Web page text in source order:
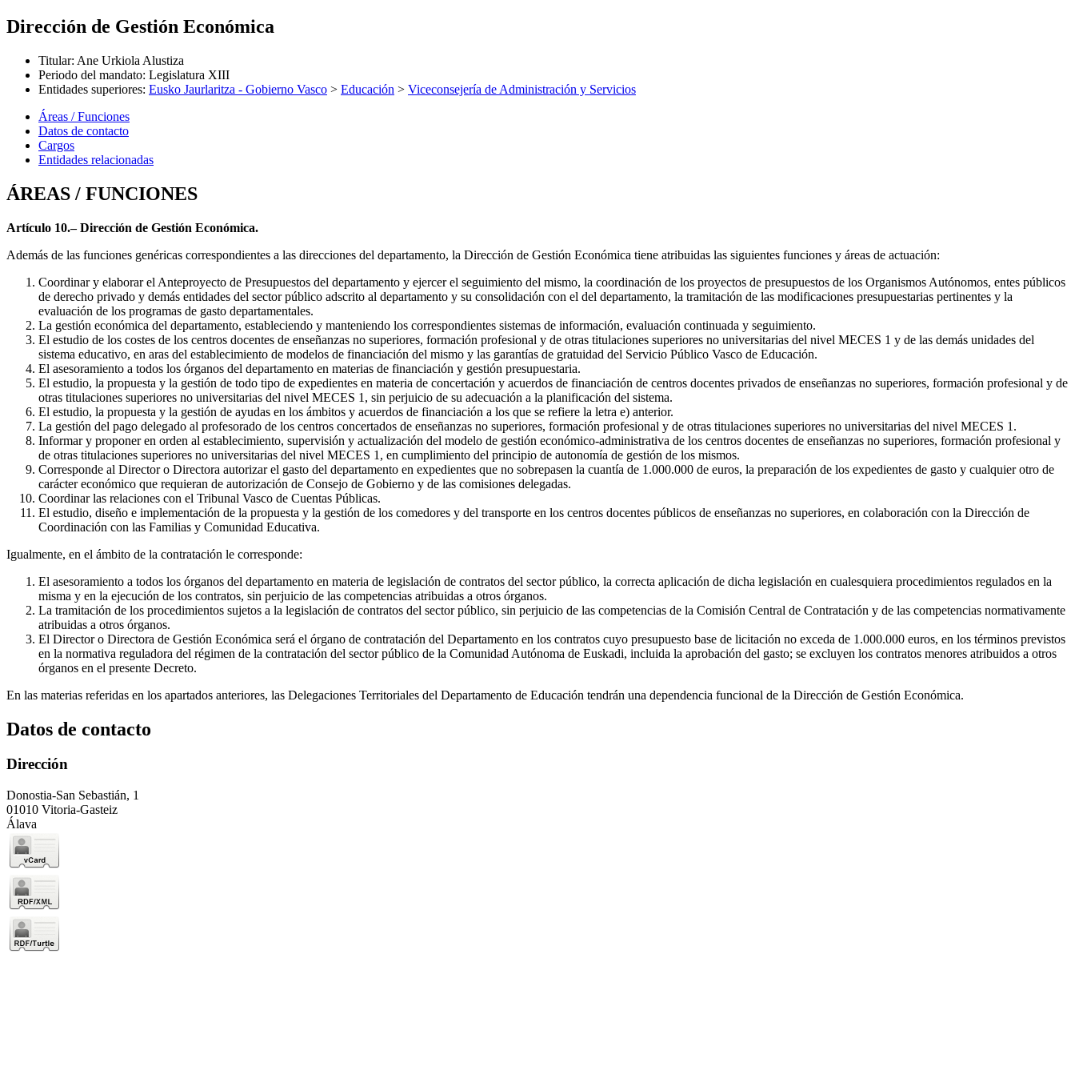
Dirección de Gestión Económica
Titular: Ane Urkiola Alustiza
Periodo del mandato: Legislatura XIII
Entidades superiores: Eusko Jaurlaritza - Gobierno Vasco > Educación > Viceconsejería de Administración y Servicios
Áreas / Funciones
Datos de contacto
Cargos
Entidades relacionadas
ÁREAS / FUNCIONES
Artículo 10.– Dirección de Gestión Económica.
Además de las funciones genéricas correspondientes a las direcciones del departamento, la Dirección de Gestión Económica tiene atribuidas las siguientes funciones y áreas de actuación:
Coordinar y elaborar el Anteproyecto de Presupuestos del departamento y ejercer el seguimiento del mismo, la coordinación de los proyectos de presupuestos de los Organismos Autónomos, entes públicos
de derecho privado y demás entidades del sector público adscrito al departamento y su consolidación con el del departamento, la tramitación de las modificaciones presupuestarias pertinentes y la
evaluación de los programas de gasto departamentales.
La gestión económica del departamento, estableciendo y manteniendo los correspondientes sistemas de información, evaluación continuada y seguimiento.
El estudio de los costes de los centros docentes de enseñanzas no superiores, formación profesional y de otras titulaciones superiores no universitarias del nivel MECES 1 y de las demás unidades del
sistema educativo, en aras del establecimiento de modelos de financiación del mismo y las garantías de gratuidad del Servicio Público Vasco de Educación.
El asesoramiento a todos los órganos del departamento en materias de financiación y gestión presupuestaria.
El estudio, la propuesta y la gestión de todo tipo de expedientes en materia de concertación y acuerdos de financiación de centros docentes privados de enseñanzas no superiores, formación profesional y de
otras titulaciones superiores no universitarias del nivel MECES 1, sin perjuicio de su adecuación a la planificación del sistema.
El estudio, la propuesta y la gestión de ayudas en los ámbitos y acuerdos de financiación a los que se refiere la letra e) anterior.
La gestión del pago delegado al profesorado de los centros concertados de enseñanzas no superiores, formación profesional y de otras titulaciones superiores no universitarias del nivel MECES 1.
Informar y proponer en orden al establecimiento, supervisión y actualización del modelo de gestión económico-administrativa de los centros docentes de enseñanzas no superiores, formación profesional y
de otras titulaciones superiores no universitarias del nivel MECES 1, en cumplimiento del principio de autonomía de gestión de los mismos.
Corresponde al Director o Directora autorizar el gasto del departamento en expedientes que no sobrepasen la cuantía de 1.000.000 de euros, la preparación de los expedientes de gasto y cualquier otro de
carácter económico que requieran de autorización de Consejo de Gobierno y de las comisiones delegadas.
Coordinar las relaciones con el Tribunal Vasco de Cuentas Públicas.
El estudio, diseño e implementación de la propuesta y la gestión de los comedores y del transporte en los centros docentes públicos de enseñanzas no superiores, en colaboración con la Dirección de
Coordinación con las Familias y Comunidad Educativa.
Igualmente, en el ámbito de la contratación le corresponde:
El asesoramiento a todos los órganos del departamento en materia de legislación de contratos del sector público, la correcta aplicación de dicha legislación en cualesquiera procedimientos regulados en la
misma y en la ejecución de los contratos, sin perjuicio de las competencias atribuidas a otros órganos.
La tramitación de los procedimientos sujetos a la legislación de contratos del sector público, sin perjuicio de las competencias de la Comisión Central de Contratación y de las competencias normativamente
atribuidas a otros órganos.
El Director o Directora de Gestión Económica será el órgano de contratación del Departamento en los contratos cuyo presupuesto base de licitación no exceda de 1.000.000 euros, en los términos previstos
en la normativa reguladora del régimen de la contratación del sector público de la Comunidad Autónoma de Euskadi, incluida la aprobación del gasto; se excluyen los contratos menores atribuidos a otros
órganos en el presente Decreto.
En las materias referidas en los apartados anteriores, las Delegaciones Territoriales del Departamento de Educación tendrán una dependencia funcional de la Dirección de Gestión Económica.
Datos de contacto
Dirección
Donostia-San Sebastián, 1
01010 Vitoria-Gasteiz
Álava